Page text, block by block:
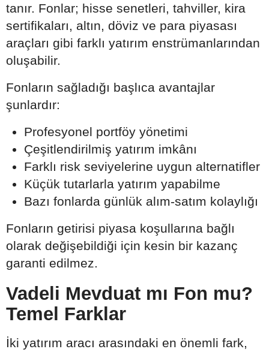
tanır. Fonlar; hisse senetleri, tahviller, kira
sertifikaları, altın, döviz ve para piyasası
araçları gibi farklı yatırım enstrümanlarından
oluşabilir.
Fonların sağladığı başlıca avantajlar
şunlardır:
Profesyonel portföy yönetimi
Çeşitlendirilmiş yatırım imkânı
Farklı risk seviyelerine uygun alternatifler
Küçük tutarlarla yatırım yapabilme
Bazı fonlarda günlük alım-satım kolaylığı
Fonların getirisi piyasa koşullarına bağlı
olarak değişebildiği için kesin bir kazanç
garanti edilmez.
Vadeli Mevduat mı Fon mu?
Temel Farklar
İki yatırım aracı arasındaki en önemli fark,